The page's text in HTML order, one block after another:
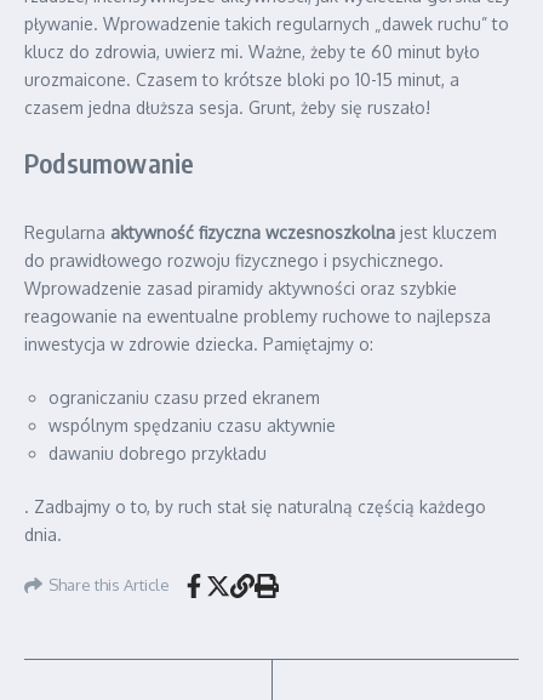
pływanie. Wprowadzenie takich regularnych „dawek ruchu” to
klucz do zdrowia, uwierz mi. Ważne, żeby te 60 minut było
urozmaicone. Czasem to krótsze bloki po 10-15 minut, a
czasem jedna dłuższa sesja. Grunt, żeby się ruszało!
Podsumowanie
Regularna aktywność fizyczna wczesnoszkolna jest kluczem
do prawidłowego rozwoju fizycznego i psychicznego.
Wprowadzenie zasad piramidy aktywności oraz szybkie
reagowanie na ewentualne problemy ruchowe to najlepsza
inwestycja w zdrowie dziecka. Pamiętajmy o:
ograniczaniu czasu przed ekranem
wspólnym spędzaniu czasu aktywnie
dawaniu dobrego przykładu
. Zadbajmy o to, by ruch stał się naturalną częścią każdego
dnia.
Share this Article